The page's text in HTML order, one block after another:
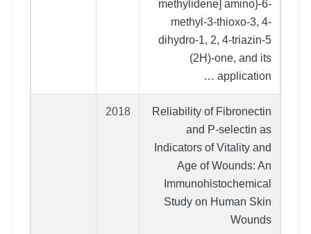
methylidene] amino}-6-
methyl-3-thioxo-3, 4-
dihydro-1, 2, 4-triazin-5
(2H)-one, and its
application …
Reliability of Fibronectin
and P-selectin as
Indicators of Vitality and
Age of Wounds: An
Immunohistochemical
Study on Human Skin
Wounds
2018